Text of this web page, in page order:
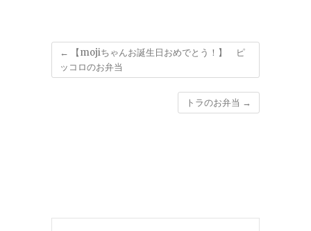
←
【mojiちゃんお誕生日おめでとう！】 ピ
ッコロのお弁当
トラのお弁当 →